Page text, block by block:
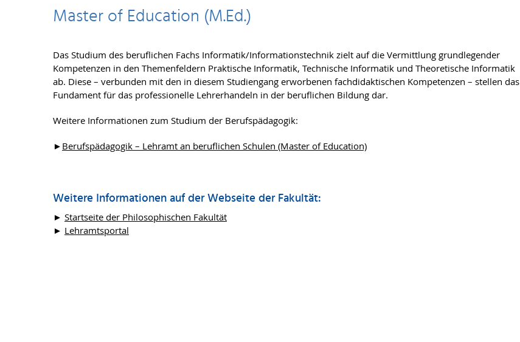
Master of Education (M.Ed.)
Das Studium des beruflichen Fachs Informatik/Informationstechnik zielt auf die Vermittlung grundlegender
Kompetenzen in den Themenfeldern Praktische Informatik, Technische Informatik und Theoretische Informatik
ab. Diese – verbunden mit den in diesem Studiengang erworbenen fachdidaktischen Kompetenzen – stellen das
Fundament für das professionelle Lehrerhandeln in der beruflichen Bildung dar.
Weitere Informationen zum Studium der Berufspädagogik:
► Berufspädagogik – Lehramt an beruflichen Schulen (Master of Education)
Weitere Informationen auf der Webseite der Fakultät:
► Startseite der Philosophischen Fakultät
► Lehramtsportal